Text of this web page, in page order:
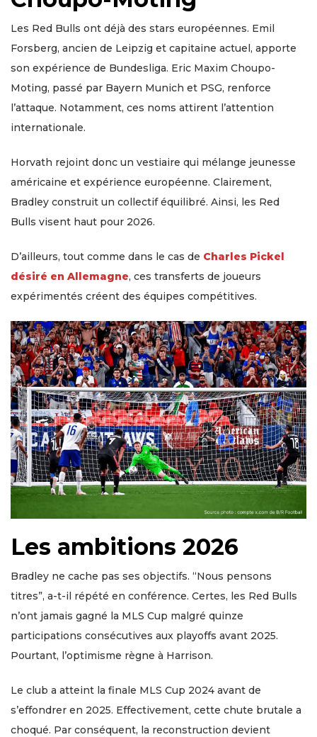
Les Red Bulls ont déjà des stars européennes. Emil
Forsberg, ancien de Leipzig et capitaine actuel, apporte
son expérience de Bundesliga. Eric Maxim Choupo-
Moting, passé par Bayern Munich et PSG, renforce
l’attaque. Notamment, ces noms attirent l’attention
internationale.
Horvath rejoint donc un vestiaire qui mélange jeunesse
américaine et expérience européenne. Clairement,
Bradley construit un collectif équilibré. Ainsi, les Red
Bulls visent haut pour 2026.
D’ailleurs, tout comme dans le cas de Charles Pickel
désiré en Allemagne, ces transferts de joueurs
expérimentés créent des équipes compétitives.
Les ambitions 2026
Bradley ne cache pas ses objectifs. “Nous pensons
titres”, a-t-il répété en conférence. Certes, les Red Bulls
n’ont jamais gagné la MLS Cup malgré quinze
participations consécutives aux playoffs avant 2025.
Pourtant, l’optimisme règne à Harrison.
Le club a atteint la finale MLS Cup 2024 avant de
s’effondrer en 2025. Effectivement, cette chute brutale a
choqué. Par conséquent, la reconstruction devient